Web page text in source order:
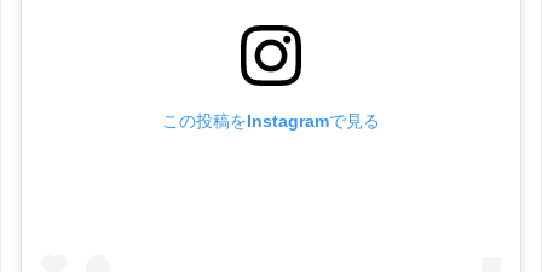
この投稿をInstagramで見る